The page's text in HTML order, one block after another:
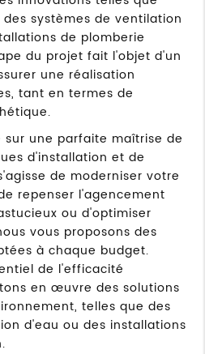
systèmes de ventilation
de plomberie
du projet fait l'objet d'un
une réalisation
tant en termes de
une parfaite maîtrise de
d'installation et de
de moderniser votre
repenser l'agencement
ou d'optimiser
vous proposons des
à chaque budget.
de l'efficacité
en œuvre des solutions
telles que des
d'eau ou des installations